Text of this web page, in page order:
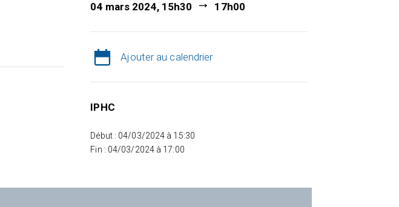
04 mars 2024, 15h30 17h00
Ajouter au calendrier
IPHC
Début : 04/03/2024 à 15:30
Fin : 04/03/2024 à 17:00